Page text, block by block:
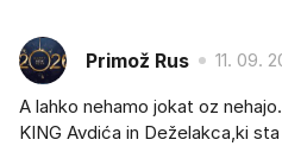
Primož Rus 11. 09.
A lahko nehamo jokat oz
KING Avdića in Deželakca,ki